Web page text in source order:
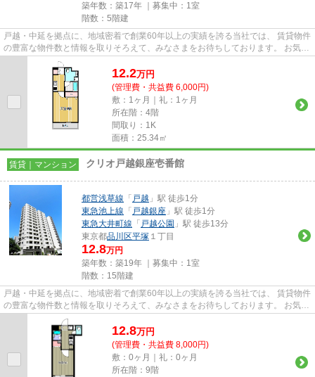
築年数：築17年 ｜募集中： 1室
階数：5階建
戸越・中延を拠点に、地域密着で創業60年以上の実績を誇る当社では、 賃貸物件
の豊富な物件数と情報を取りそろえて、みなさまをお待ちしております。 お気軽
にお問い合わせください。
12.2万円
(管理費・共益費 6,000円)
敷：1ヶ月｜礼：1ヶ月
所在階：4階
間取り：1K
面積：25.34㎡
賃貸｜マンション クリオ戸越銀座壱番館
都営浅草線 「 戸越 」駅 徒歩1分
東急池上線 「 戸越銀座 」駅 徒歩1分
東急大井町線 「 戸越公園 」駅 徒歩13分
東京都品川区平塚 １丁目
12.8万円
築年数：築19年 ｜募集中： 1室
階数：15階建
戸越・中延を拠点に、地域密着で創業60年以上の実績を誇る当社では、 賃貸物件
の豊富な物件数と情報を取りそろえて、みなさまをお待ちしております。 お気軽
にお問い合わせください。
12.8万円
(管理費・共益費 8,000円)
敷：0ヶ月｜礼：0ヶ月
所在階：9階